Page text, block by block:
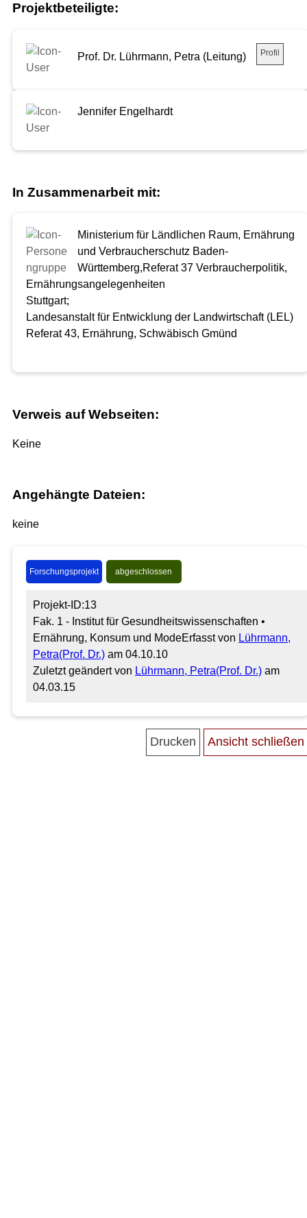
Projektbeteiligte:
Prof. Dr. Lührmann, Petra (Leitung) Profil
Jennifer Engelhardt
In Zusammenarbeit mit:
Ministerium für Ländlichen Raum, Ernährung
und Verbraucherschutz Baden-
Württemberg,Referat 37 Verbraucherpolitik,
Ernährungsangelegenheiten
Stuttgart;
Landesanstalt für Entwicklung der Landwirtschaft (LEL)
Referat 43, Ernährung, Schwäbisch Gmünd
Verweis auf Webseiten:
Keine
Angehängte Dateien:
keine
Forschungsprojekt abgeschlossen
Projekt-ID:13
Fak. 1 - Institut für Gesundheitswissenschaften •
Ernährung, Konsum und ModeErfasst von Lührmann,
Petra(Prof. Dr.) am 04.10.10
Zuletzt geändert von Lührmann, Petra(Prof. Dr.) am
04.03.15